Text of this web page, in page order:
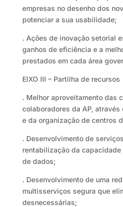
empresas no desenho dos
potenciar a sua usabilidade;
. Ações de inovação setorial
ganhos de eficiência e a
prestados em cada área
EIXO III – Partilha de recursos
. Melhor aproveitamento das
colaboradores da AP,
e da organização de centros
. Desenvolvimento de
rentabilização da
de dados;
. Desenvolvimento de uma
multisserviços segura que
desnecessárias;